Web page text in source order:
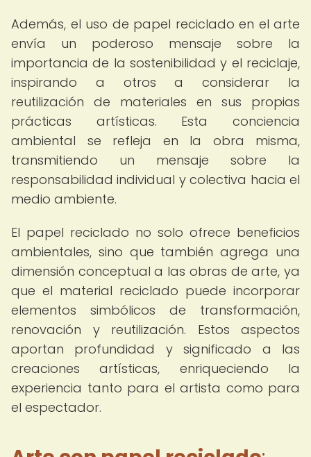
Además, el uso de papel reciclado en el arte
envía un poderoso mensaje sobre la
importancia de la sostenibilidad y el reciclaje,
inspirando a otros a considerar la
reutilización de materiales en sus propias
prácticas artísticas. Esta conciencia
ambiental se refleja en la obra misma,
transmitiendo un mensaje sobre la
responsabilidad individual y colectiva hacia el
medio ambiente.
El papel reciclado no solo ofrece beneficios
ambientales, sino que también agrega una
dimensión conceptual a las obras de arte, ya
que el material reciclado puede incorporar
elementos simbólicos de transformación,
renovación y reutilización. Estos aspectos
aportan profundidad y significado a las
creaciones artísticas, enriqueciendo la
experiencia tanto para el artista como para
el espectador.